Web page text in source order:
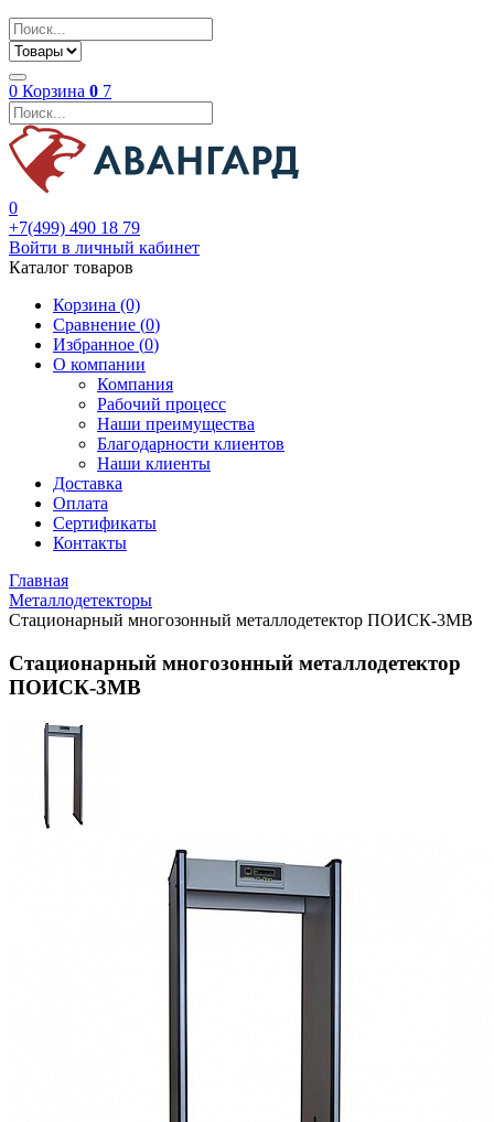
0 Корзина 0 7
0
+7(499) 490 18 79
Войти в личный кабинет
Каталог товаров
Корзина (0)
Сравнение (0)
Избранное (0)
О компании
Компания
Рабочий процесс
Наши преимущества
Благодарности клиентов
Наши клиенты
Доставка
Оплата
Сертификаты
Контакты
Главная
Металлодетекторы
Стационарный многозонный металлодетектор ПОИСК-3MB
Стационарный многозонный металлодетектор
ПОИСК-3MB